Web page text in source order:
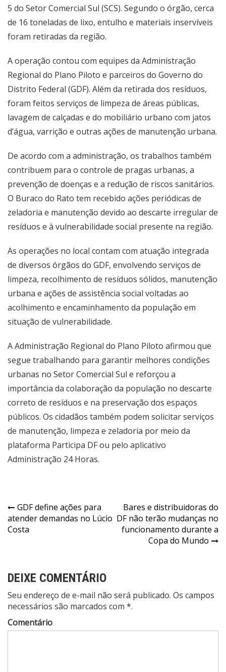
5 do Setor Comercial Sul (SCS). Segundo o órgão, cerca
de 16 toneladas de lixo, entulho e materiais inservíveis
foram retiradas da região.
A operação contou com equipes da Administração
Regional do Plano Piloto e parceiros do Governo do
Distrito Federal (GDF). Além da retirada dos resíduos,
foram feitos serviços de limpeza de áreas públicas,
lavagem de calçadas e do mobiliário urbano com jatos
d’água, varrição e outras ações de manutenção urbana.
De acordo com a administração, os trabalhos também
contribuem para o controle de pragas urbanas, a
prevenção de doenças e a redução de riscos sanitários.
O Buraco do Rato tem recebido ações periódicas de
zeladoria e manutenção devido ao descarte irregular de
resíduos e à vulnerabilidade social presente na região.
As operações no local contam com atuação integrada
de diversos órgãos do GDF, envolvendo serviços de
limpeza, recolhimento de resíduos sólidos, manutenção
urbana e ações de assistência social voltadas ao
acolhimento e encaminhamento da população em
situação de vulnerabilidade.
A Administração Regional do Plano Piloto afirmou que
segue trabalhando para garantir melhores condições
urbanas no Setor Comercial Sul e reforçou a
importância da colaboração da população no descarte
correto de resíduos e na preservação dos espaços
públicos. Os cidadãos também podem solicitar serviços
de manutenção, limpeza e zeladoria por meio da
plataforma Participa DF ou pelo aplicativo
Administração 24 Horas.
Navegação
de
GDF define ações para
atender demandas no Lúcio
Costa
Bares e distribuidoras do
DF não terão mudanças no
funcionamento durante a
Copa do Mundo
DEIXE COMENTÁRIO
Seu endereço de e-mail não será publicado. Os campos
necessários são marcados com *.
Comentário